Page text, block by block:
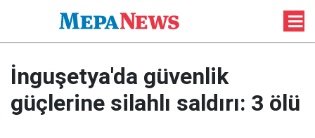
İnguşetya'da güvenlik
güçlerine silahlı saldırı: 3 ölü